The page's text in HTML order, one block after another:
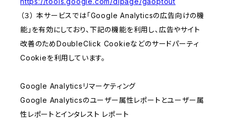
（３） 本サービスでは「Google Analyticsの広告向けの機
能」を有効にしており、下記の機能を利用し、広告やサイト
改善のためDoubleClick Cookieなどのサードパーティ
Cookieを利用しています。
Google Analyticsリマーケティング
Google Analyticsのユーザー属性レポートとユーザー属
性レポートとインタレスト レポート